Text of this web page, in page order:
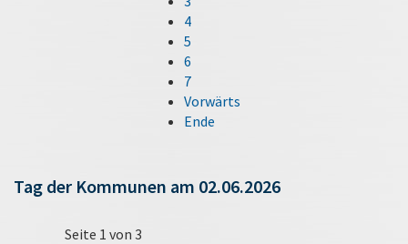
4
5
6
7
Vorwärts
Ende
Tag der Kommunen am 02.06.2026
Seite 1 von 3